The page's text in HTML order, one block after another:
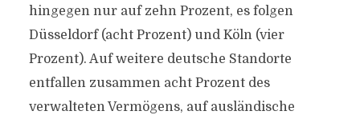
hingegen nur auf zehn Prozent, es folgen
Düsseldorf (acht Prozent) und Köln (vier
Prozent). Auf weitere deutsche Standorte
entfallen zusammen acht Prozent des
verwalteten Vermögens, auf ausländische